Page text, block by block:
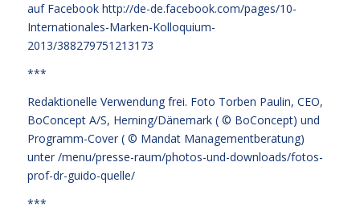
auf Facebook http://de-de.facebook.com/pages/10-
Internationales-Marken-Kolloquium-
2013/388279751213173
***
Redaktionelle Verwendung frei. Foto Torben Paulin, CEO,
BoConcept A/S, Herning/Dänemark ( © BoConcept) und
Programm-Cover ( © Mandat Managementberatung)
unter /menu/presse-raum/photos-und-downloads/fotos-
prof-dr-guido-quelle/
***